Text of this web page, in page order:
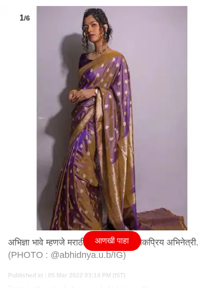
1/6
अभिज्ञा भावे म्हणजे मराठी कलाविश्वातील लोकप्रिय अभिनेत्री.
(PHOTO : @abhidnya.u.b/IG)
Published at : 05 Mar 2022 03:14 PM (IST)
आणखी पाहा